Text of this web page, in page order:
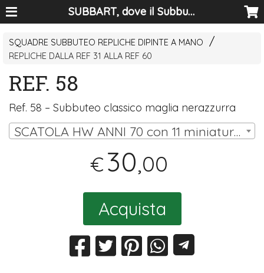
SUBBART, dove il Subbuteo diventa arte
SQUADRE SUBBUTEO REPLICHE DIPINTE A MANO
REPLICHE DALLA REF 31 ALLA REF 60
REF. 58
Ref. 58 – Subbuteo classico maglia nerazzurra
SCATOLA HW ANNI 70 con 11 miniature (10 omini, portiere su asta) | € 30,00
€30,00
Acquista